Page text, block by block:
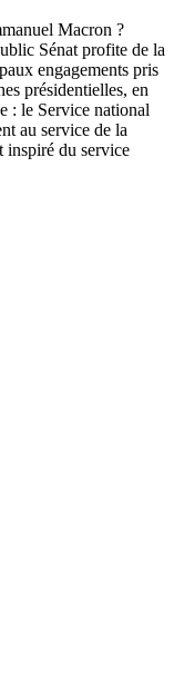
Macron ?
Sénat profite de la
engagements pris
présidentielles, en
: le Service national
au service de la
inspiré du service